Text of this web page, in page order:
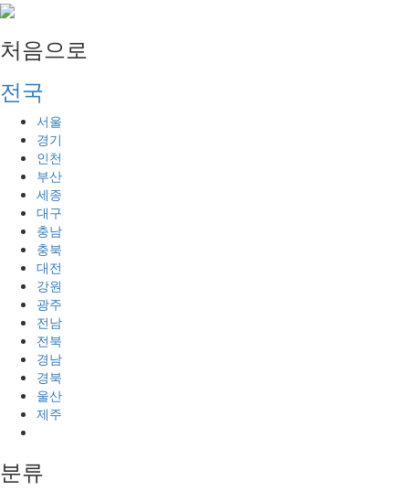
처음으로
전국
서울
경기
인천
부산
세종
대구
충남
충북
대전
강원
광주
전남
전북
경남
경북
울산
제주
분류